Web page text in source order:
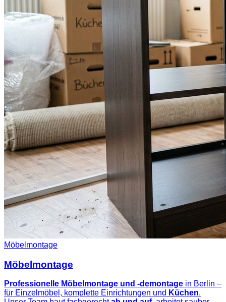
Möbelmontage
Möbelmontage
Professionelle Möbelmontage und -demontage in Berlin –
für Einzelmöbel, komplette Einrichtungen und Küchen.